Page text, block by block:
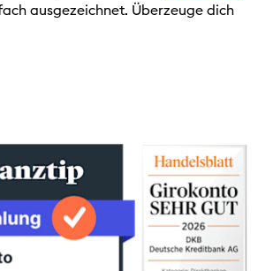
ausgezeichnet. Überzeuge dich